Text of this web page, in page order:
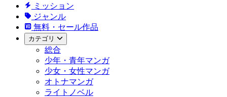
ミッション
ジャンル
無料・セール作品
カテゴリ
総合
少年・青年マンガ
少女・女性マンガ
オトナマンガ
ライトノベル